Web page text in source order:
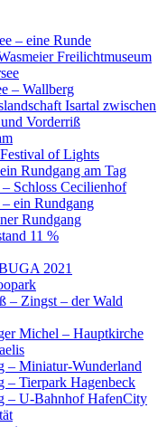
– eine Runde
Freilichtmuseum
– Wallberg
Isartal zwischen
Vorderriß
of Lights
Rundgang am Tag
– Schloss Cecilienhof
– ein Rundgang
Rundgang
11 %
2021
– Zingst – der Wald
Michel – Hauptkirche
– Miniatur-Wunderland
– Tierpark Hagenbeck
– U-Bahnhof HafenCity